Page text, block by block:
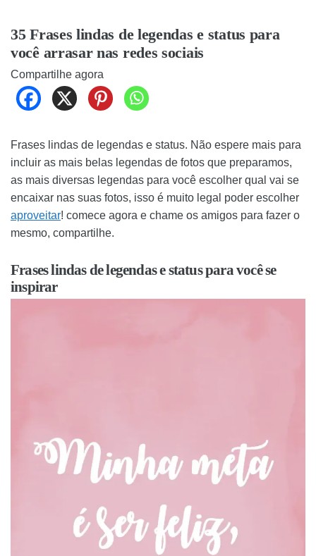
35 Frases lindas de legendas e status para
você arrasar nas redes sociais
Compartilhe agora
Frases lindas de legendas e status. Não espere mais para
incluir as mais belas legendas de fotos que preparamos,
as mais diversas legendas para você escolher qual vai se
encaixar nas suas fotos, isso é muito legal poder escolher
aproveitar! comece agora e chame os amigos para fazer o
mesmo, compartilhe.
Frases lindas de legendas e status para você se
inspirar